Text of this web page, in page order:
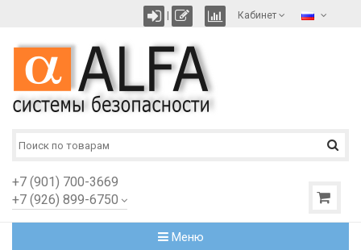
Кабинет
+7 (901) 700-3669
+7 (926) 899-6750
Меню